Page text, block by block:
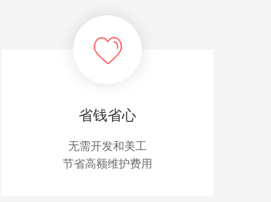
省钱省心
无需开发和美工
节省高额维护费用